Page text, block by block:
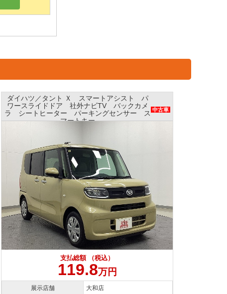
ダイハツ／タント Ｘ スマートアシスト パ
ワースライドドア 社外ナビTV バックカメ
ラ シートヒーター パーキングセンサー ス
マートキー
中古車
支払総額 （税込）
119.8万円
展示店舗 大和店